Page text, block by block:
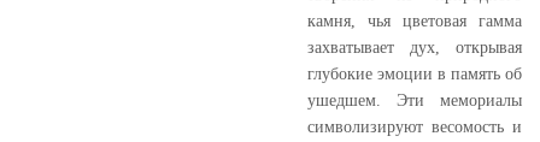
камня, чья цветовая гамма
захватывает дух, открывая
глубокие эмоции в память об
ушедшем. Эти мемориалы
символизируют весомость и